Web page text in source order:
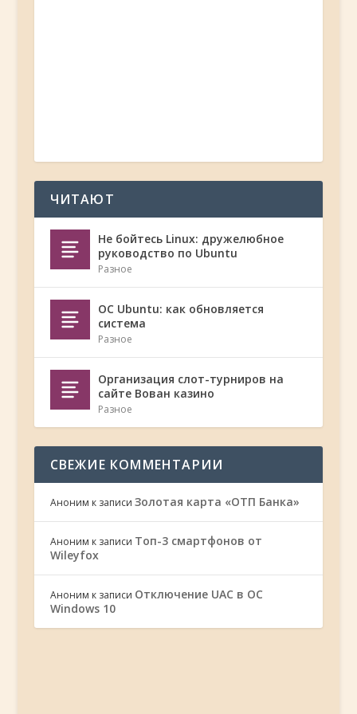
ЧИТАЮТ
Не бойтесь Linux: дружелюбное
руководство по Ubuntu
Разное
ОС Ubuntu: как обновляется
система
Разное
Организация слот-турниров на
сайте Вован казино
Разное
СВЕЖИЕ КОММЕНТАРИИ
Аноним к записи Золотая карта «ОТП Банка»
Аноним к записи Топ-3 смартфонов от
Wileyfox
Аноним к записи Отключение UAC в ОС
Windows 10